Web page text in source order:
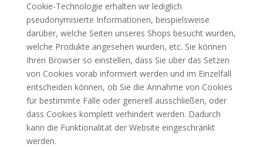
Cookie-Technologie erhalten wir lediglich
pseudonymisierte Informationen, beispielsweise
darüber, welche Seiten unseres Shops besucht wurden,
welche Produkte angesehen wurden, etc. Sie können
Ihren Browser so einstellen, dass Sie über das Setzen
von Cookies vorab informiert werden und im Einzelfall
entscheiden können, ob Sie die Annahme von Cookies
für bestimmte Fälle oder generell ausschließen, oder
dass Cookies komplett verhindert werden. Dadurch
kann die Funktionalität der Website eingeschränkt
werden.